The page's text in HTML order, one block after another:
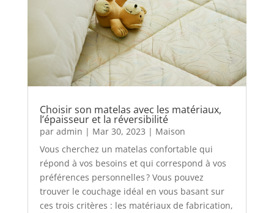
Choisir son matelas avec les matériaux,
l’épaisseur et la réversibilité
par admin | Mar 30, 2023 | Maison
Vous cherchez un matelas confortable qui
répond à vos besoins et qui correspond à vos
préférences personnelles ? Vous pouvez
trouver le couchage idéal en vous basant sur
ces trois critères : les matériaux de fabrication,